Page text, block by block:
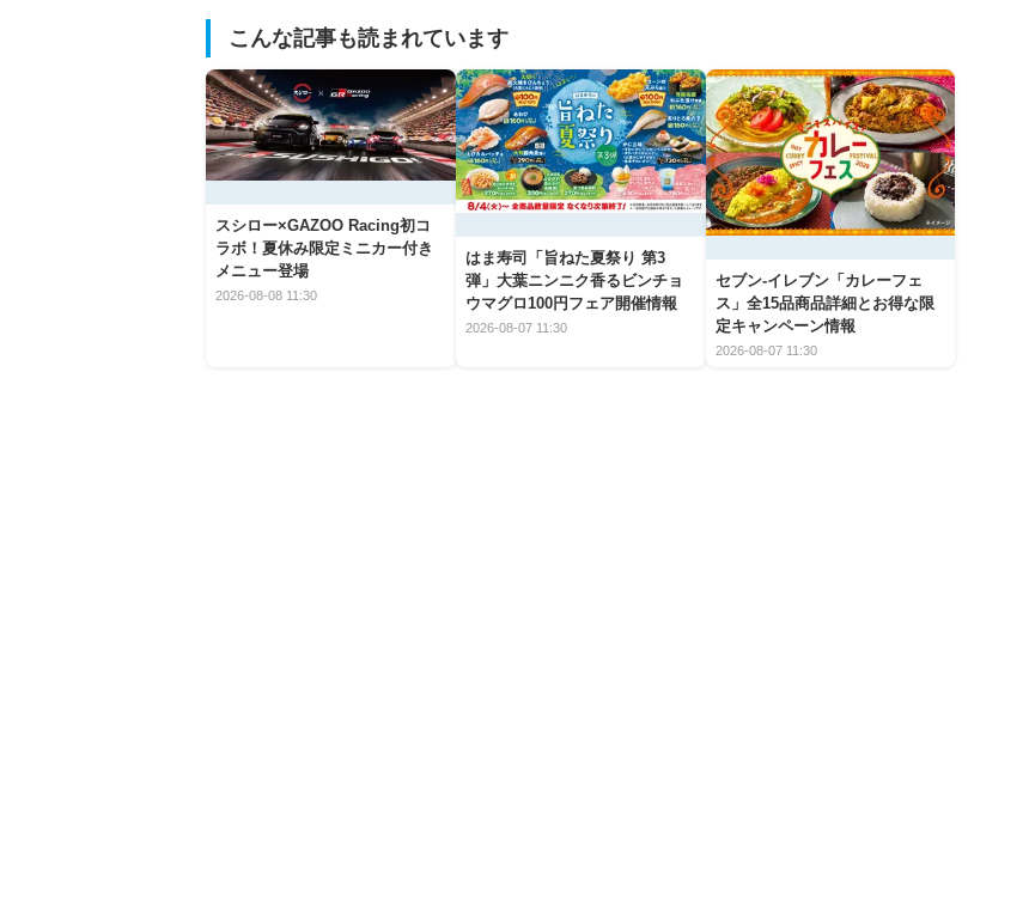
こんな記事も読まれています
スシロー×GAZOO Racing初コ
ラボ！夏休み限定ミニカー付き
メニュー登場
2026-08-08 11:30
はま寿司「旨ねた夏祭り 第3
弾」大葉ニンニク香るビンチョ
ウマグロ100円フェア開催情報
2026-08-07 11:30
セブン‐イレブン「カレーフェ
ス」全15品商品詳細とお得な限
定キャンペーン情報
2026-08-07 11:30